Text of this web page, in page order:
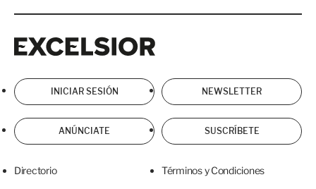
INICIAR SESIÓN NEWSLETTER
ANÚNCIATE SUSCRÍBETE
Directorio Términos y Condiciones